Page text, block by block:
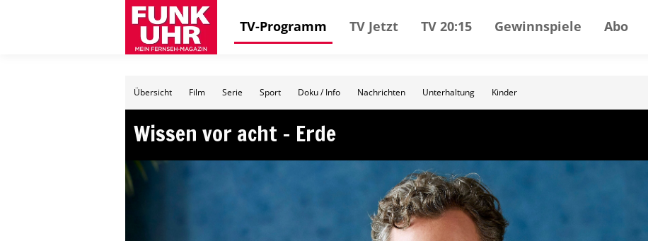
TV-Programm TV Jetzt TV 20:15 Gewinnspiele Abo
Übersicht Film Serie Sport Doku / Info Nachrichten Unterhaltung Kinder
Wissen vor acht – Erde